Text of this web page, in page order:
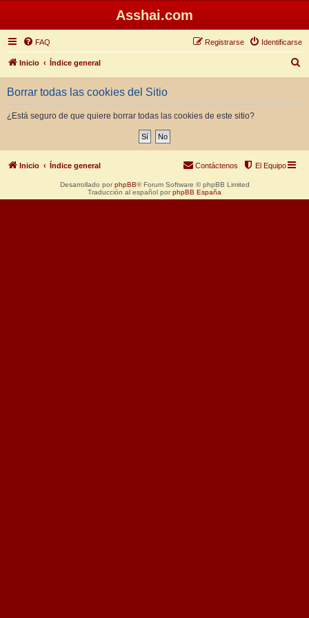
Asshai.com
FAQ Identificarse
Registrarse
Inicio Índice general
u
Borrar todas las cookies del Sitio
¿Está seguro de que quiere borrar todas las cookies de este sitio?
Inicio Índice general El Equipo
Contáctenos
Desarrollado por phpBB® Forum Software © phpBB Limited
Traducción al español por phpBB España